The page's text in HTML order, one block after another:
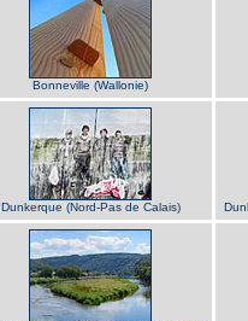
Bonneville (Wallonie)
Dunkerque (Nord-Pas de Calais)